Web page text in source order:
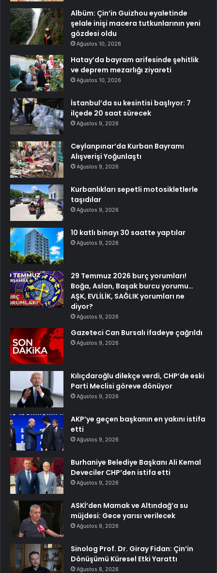
Albüm: Çin’in Guizhou eyaletinde
şelale inişi macera tutkunlarının yeni
gözdesi oldu
Ağustos 10, 2026
Hatay’da bayram arifesinde şehitlik
ve deprem mezarlığı ziyareti
Ağustos 10, 2026
İstanbul’da su kesintisi başlıyor: 7
ilçede 20 saat sürecek
Ağustos 9, 2026
Ceylanpınar’da Kurban Bayramı
Alışverişi Yoğunlaştı
Ağustos 9, 2026
Kurbanlıkları sepetli motosikletlerle
taşıdılar
Ağustos 9, 2026
10 katlı binayı 30 saatte yaptılar
Ağustos 9, 2026
29 Temmuz 2026 burç yorumları!
Boğa, Aslan, Başak burcu yorumu…
AŞK, EVLİLİK, SAĞLIK yorumları ne
diyor?
Ağustos 9, 2026
Gazeteci Can Bursalı ifadeye çağrıldı
Ağustos 9, 2026
Kılıçdaroğlu dilekçe verdi, CHP’de eski
Parti Meclisi göreve dönüyor
Ağustos 9, 2026
AKP’ye geçen başkanın en yakını istifa
etti
Ağustos 9, 2026
Burhaniye Belediye Başkanı Ali Kemal
Deveciler CHP’den istifa etti
Ağustos 9, 2026
ASKİ’den Mamak ve Altındağ’a su
müjdesi: Gece yarısı verilecek
Ağustos 9, 2026
Sinolog Prof. Dr. Giray Fidan: Çin’in
Dönüşümü Küresel Etki Yarattı
Ağustos 8, 2026